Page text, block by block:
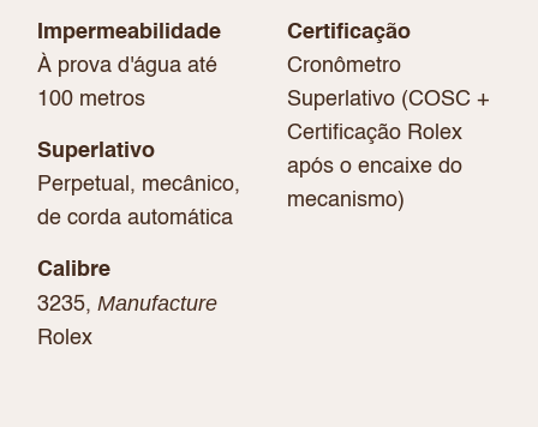
Impermeabilidade
À prova d'água até
100 metros
Superlativo
Perpetual, mecânico,
de corda automática
Calibre
3235,Manufacture
Rolex
Certificação
Cronômetro
Superlativo (COSC +
Certificação Rolex
após o encaixe do
mecanismo)